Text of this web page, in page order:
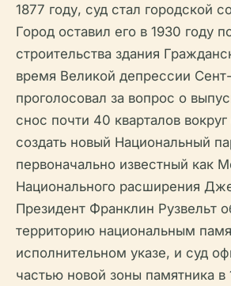
1877 году, суд стал городской
Город оставил его в 1930 году
строительства здания
время Великой депрессии
проголосовал за вопрос о
снос почти 40 кварталов
создать новый Национальный
первоначально известный как
Национального расширения
Президент Франклин Рузвельт
территорию национальным
исполнительном указе, и суд
частью новой зоны памятника в